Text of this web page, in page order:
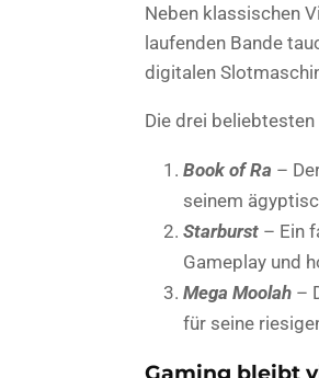
Neben klassischen
laufenden Bande
digitalen
Die drei
Book of Ra –
seinem
Starburst – Ein
Gameplay und
Mega Moolah –
für seine
Gaming bleibt